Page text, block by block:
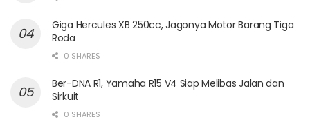
Giga Hercules XB 250cc, Jagonya Motor Barang Tiga
Roda
0 SHARES
Ber-DNA R1, Yamaha R15 V4 Siap Melibas Jalan dan
Sirkuit
0 SHARES